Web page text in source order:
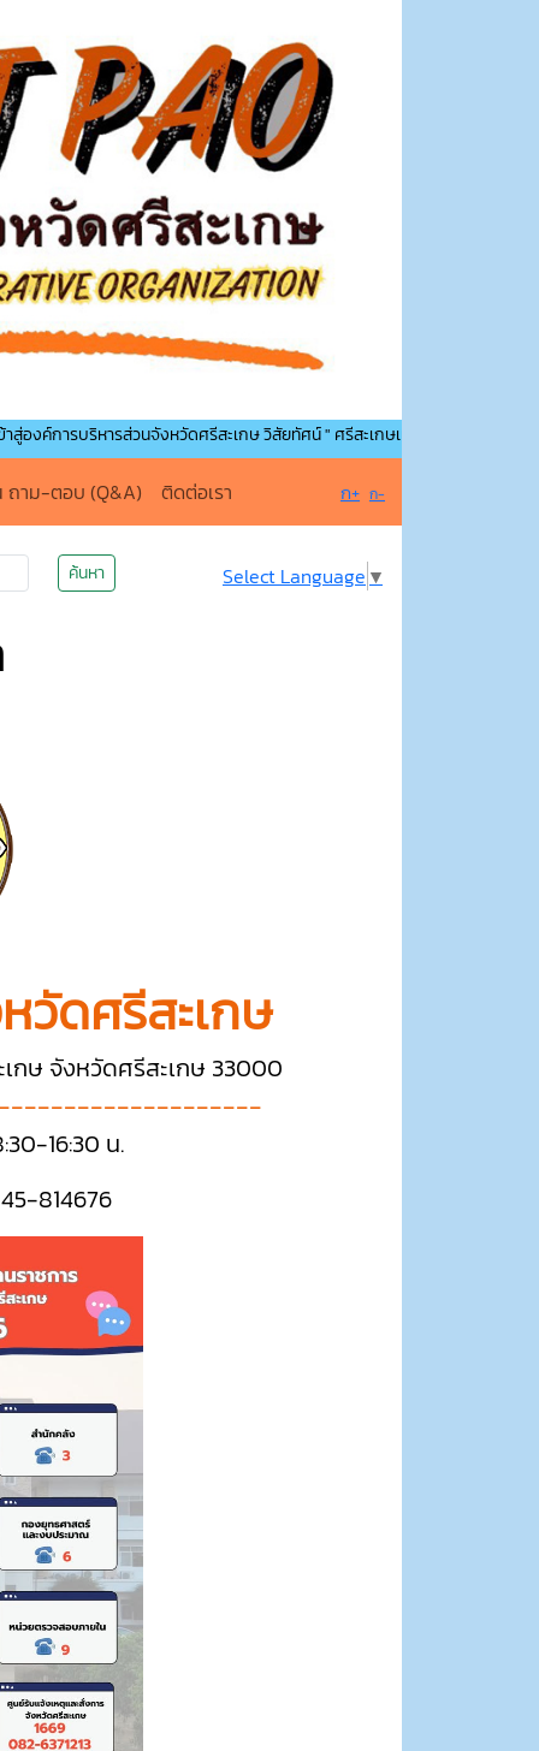
ารส่วนจังหวัดศรีสะเกษ วิสัยทัศน์ " ศรีสะเกษเมืองน่าอยู่ คู่การศึกษา นำพาคุณภ
ถาม-ตอบ (Q&A) ติดต่อเรา ก+ ก-
ค้นหา Select Language ▼
วัดศรีสะเกษ
กษ จังหวัดศรีสะเกษ 33000
16:30 น.
814676